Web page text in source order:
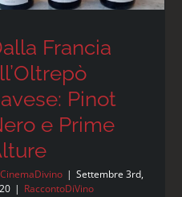
Francia
Pinot
e Prime
CinemaDivino | Settembre 3rd,
| RaccontoDiVino